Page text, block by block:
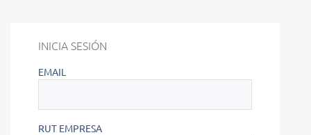
INICIA SESIÓN
EMAIL
RUT EMPRESA